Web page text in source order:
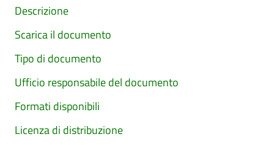
Descrizione
Scarica il documento
Tipo di documento
Ufficio responsabile del documento
Formati disponibili
Licenza di distribuzione